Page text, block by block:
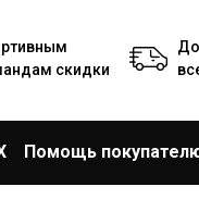
скидки
Помощь